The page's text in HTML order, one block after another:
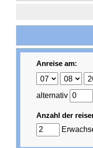
Anreise am:
alternativ
Anzahl der